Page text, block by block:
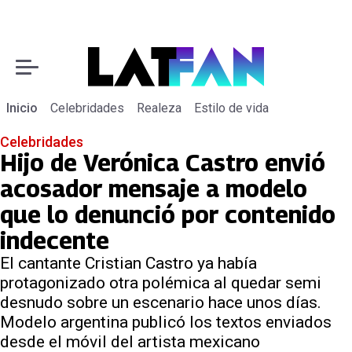
Inicio Celebridades Realeza Estilo de vida
Celebridades
Hijo de Verónica Castro envió
acosador mensaje a modelo
que lo denunció por contenido
indecente
El cantante Cristian Castro ya había
protagonizado otra polémica al quedar semi
desnudo sobre un escenario hace unos días.
Modelo argentina publicó los textos enviados
desde el móvil del artista mexicano